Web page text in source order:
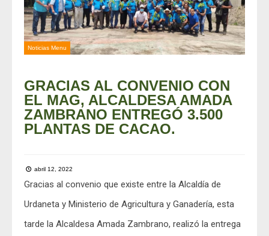
Noticias Menu
GRACIAS AL CONVENIO CON
EL MAG, ALCALDESA AMADA
ZAMBRANO ENTREGÓ 3.500
PLANTAS DE CACAO.
abril 12, 2022
Gracias al convenio que existe entre la Alcaldía de
Urdaneta y Ministerio de Agricultura y Ganadería, esta
tarde la Alcaldesa Amada Zambrano, realizó la entrega